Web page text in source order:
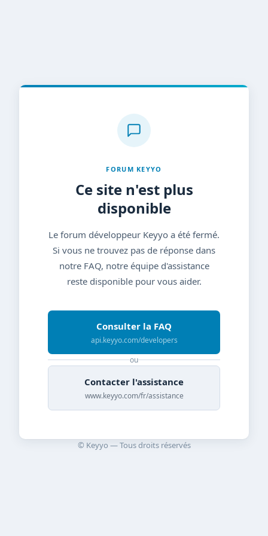
FORUM KEYYO
Ce site n'est plus
disponible
Le forum développeur Keyyo a été fermé.
Si vous ne trouvez pas de réponse dans
notre FAQ, notre équipe d'assistance
reste disponible pour vous aider.
Consulter la FAQ
api.keyyo.com/developers
ou
Contacter l'assistance
www.keyyo.com/fr/assistance
© Keyyo — Tous droits réservés